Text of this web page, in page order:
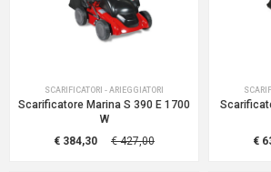
SCARIFICATORI - ARIEGGIATORI
Scarificatore Marina S 390 E 1700
W
€ 384,30
€ 427,00
€